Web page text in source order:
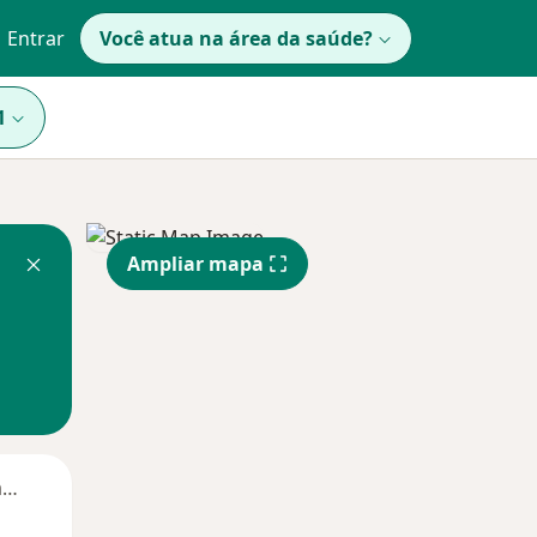
Entrar Você atua na área da saúde?
Segunda-feira
Ampliar mapa